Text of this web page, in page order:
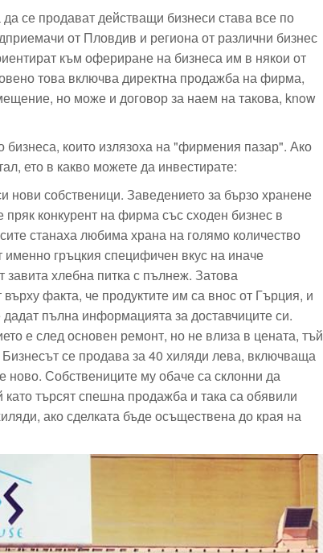
се продават действащи бизнеси става все по
от Пловдив и региона от различни бизнес
към офериране на бизнеса им в някои от
това включва директна продажба на фирма,
но може и договор за наем на такова, know
бизнеса, които излязоха на "фирмения пазар". Ако
ето в какво можете да инвестирате:
нови собственици. Заведението за бързо хранене
конкурент на фирма със сходен бизнес в
станаха любима храна на голямо количество
именно гръцкия специфичен вкус на иначе
завита хлебна питка с пълнеж. Затова
факта, че продуктите им са внос от Гърция, и
пълна информацията за доставчиците си.
е след основен ремонт, но не влиза в цената, тъй
се продава за 40 хиляди лева, включваща
ново. Собствениците му обаче са склонни да
като търсят спешна продажба и така са обявили
ако сделката бъде осъществена до края на